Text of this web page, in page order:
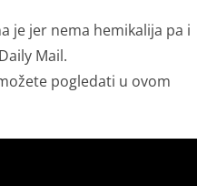
je jer nema hemikalija pa i
Mail.
pogledati u ovom